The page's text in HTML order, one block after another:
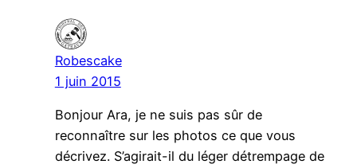
Robescake
1 juin 2015
Bonjour Ara, je ne suis pas sûr de
reconnaître sur les photos ce que vous
décrivez. S’agirait-il du léger détrempage de